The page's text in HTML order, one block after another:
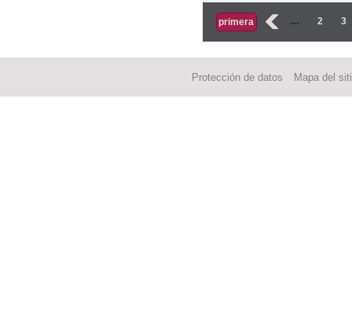
Páginas
primera ‹ … 2 3
Protección de datos Mapa del